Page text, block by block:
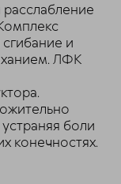
и
ЛФК
боли
конечностях.